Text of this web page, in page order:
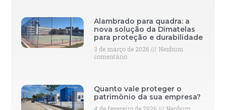
Alambrado para quadra: a
nova solução da Dimatelas
para proteção e durabilidade
3 de março de 2026
Nenhum
comentário
Quanto vale proteger o
patrimônio da sua empresa?
4 de fevereiro de 2026 Nenhum